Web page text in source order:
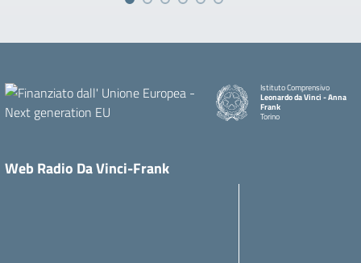
Istituto Comprensivo
Leonardo da Vinci - Anna
Frank
Torino
Web Radio Da Vinci-Frank